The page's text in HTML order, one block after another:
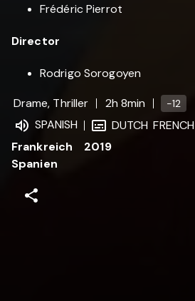
Frédéric Pierrot
Director
Rodrigo Sorogoyen
Drame, Thriller
2h 8min -12
SPANISH DUTCH FRENCH
Frankreich
Spanien
2019